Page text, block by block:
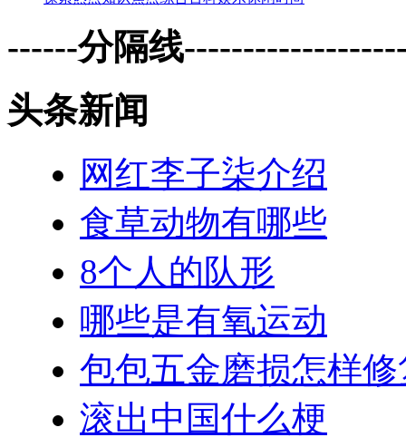
------分隔线
头条新闻
网红李子柒介绍
食草动物有哪些
8个人的队形
哪些是有氧运动
包包五金磨损怎样修
滚出中国什么梗